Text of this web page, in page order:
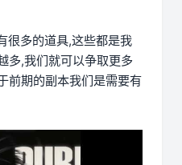
很多的道具,这些都是我
多,我们就可以争取更多
前期的副本我们是需要有